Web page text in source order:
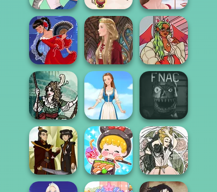
A Girl And Her Pet
Cooking
Restaurant
Kitchen
Portrait Maker
Flamenco Dancer Medieval Doll https://www.dolldivine.com/
Moonlit
Masquerade
Folklore Fashion
Five Nights At
Christmas